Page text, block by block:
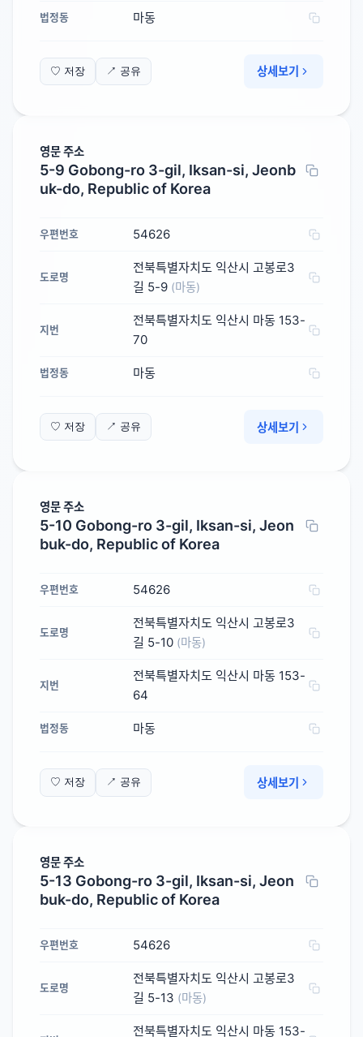
법정동 마동
♡ 저장 ↗ 공유 상세보기
영문 주소
5-9 Gobong-ro 3-gil, Iksan-si, Jeonb
uk-do, Republic of Korea
우편번호 54626
도로명
전북특별자치도 익산시 고봉로3
길 5-9 (마동)
지번
전북특별자치도 익산시 마동 153-
70
법정동 마동
♡ 저장 ↗ 공유 상세보기
영문 주소
5-10 Gobong-ro 3-gil, Iksan-si, Jeon
buk-do, Republic of Korea
우편번호 54626
도로명
전북특별자치도 익산시 고봉로3
길 5-10 (마동)
지번
전북특별자치도 익산시 마동 153-
64
법정동 마동
♡ 저장 ↗ 공유 상세보기
영문 주소
5-13 Gobong-ro 3-gil, Iksan-si, Jeon
buk-do, Republic of Korea
우편번호 54626
도로명
전북특별자치도 익산시 고봉로3
길 5-13 (마동)
전북특별자치도 익산시 마동 153-